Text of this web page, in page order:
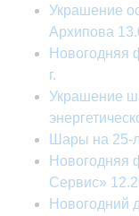
Украшение
Архипова
Новогодняя
г.
Украшение
Шары на 25-
Новогодняя
Сервис»
Новогодний